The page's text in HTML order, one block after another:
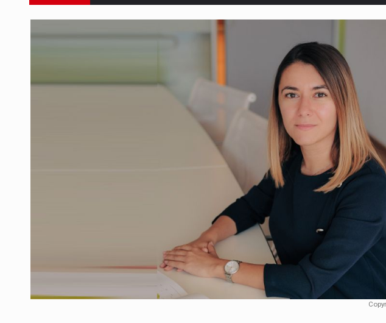
ARTICOLE Cum invatam sa spunem nu intr-o cultura care pedepseste granitele?
Ingredient Spotlight: What SKU Level Tracking Reveals About Bakuchiol's
Producatorii si comerciantii care nu se supun noilor reglementari UE
CU BATERIILE PERMANENT INCARCATE
PUTTING ROMANIAN CORPORATE COMPANIES ON THE
OUR EDGE WILL COME FROM BEING THE MOST DIGITALIZED
COFFEE IS OUR LOVE LANGUAGE
Hard Enduro Piatra Craiului 2026, fueled by benzinariile RO concept
STIRI Fondul de investitii BoldMind si echipa de management a Pall-Ex,
STIRI RANGE ROVER DEZVALUIE AL CINCILEA MEMBRU AL FAMILIEI: RANGE